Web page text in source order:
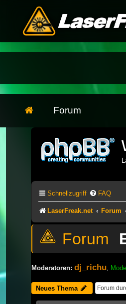
Forum
Schnellzugriff FAQ
LaserFreak.net Forum
Moderatoren: dj_richu
Neues Thema